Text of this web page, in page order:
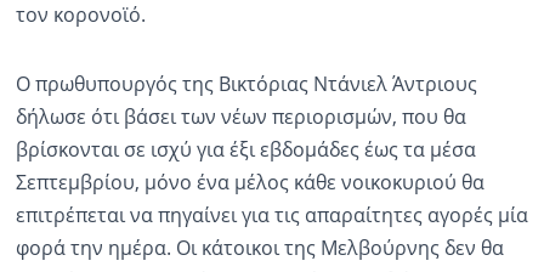
Κόσμος
Ραδιόφωνο LIVE
Εκπομπές
τον κορονοϊό.
Ο πρωθυπουργός της Βικτόριας Ντάνιελ Άντριους
δήλωσε ότι βάσει των νέων περιορισμών, που θα
βρίσκονται σε ισχύ για έξι εβδομάδες έως τα μέσα
Σεπτεμβρίου, μόνο ένα μέλος κάθε νοικοκυριού θα
επιτρέπεται να πηγαίνει για τις απαραίτητες αγορές μία
φορά την ημέρα. Οι κάτοικοι της Μελβούρνης δεν θα